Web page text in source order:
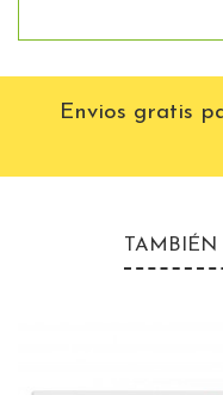
Envios gratis
TAMBIÉN